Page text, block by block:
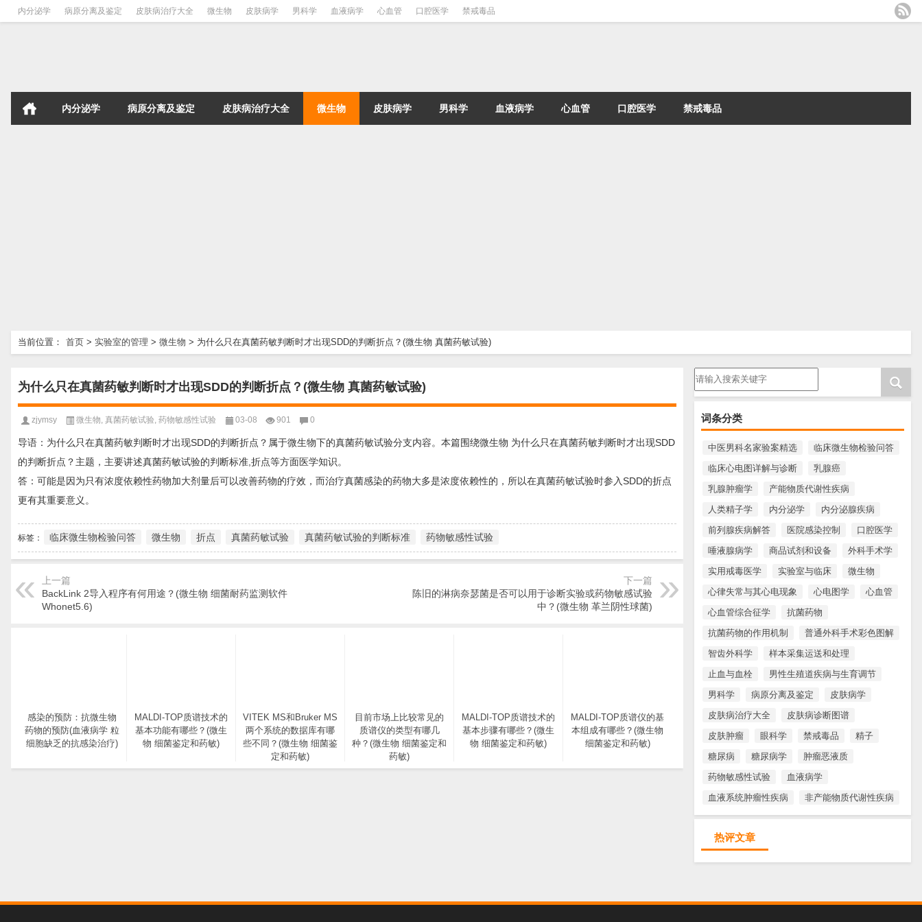
内分泌学 病原分离及鉴定 皮肤病治疗大全 微生物 皮肤病学 男科学 血液病学 心血管 口腔医学 禁戒毒品
内分泌学 病原分离及鉴定 皮肤病治疗大全 微生物 皮肤病学 男科学 血液病学 心血管 口腔医学 禁戒毒品
当前位置： 首页 > 实验室的管理 > 微生物 > 为什么只在真菌药敏判断时才出现SDD的判断折点？(微生物 真菌药敏试验)
请输入搜索内容
词条分类
中医男科名家验案精选
临床微生物检验问答
临床心电图详解与诊断
乳腺癌
乳腺肿瘤学
产能物质代谢性疾病
人类精子学
内分泌学
内分泌腺疾病
前列腺疾病解答
医院感染控制
口腔医学
唾液腺病学
商品试剂和设备
外科手术学
实用戒毒医学
实验室与临床
微生物
心律失常与其心电现象
心电图学
心血管
心血管综合征学
抗菌药物
抗菌药物的作用机制
普通外科手术彩色图解
智齿外科学
样本采集运送和处理
止血与血栓
男性生殖道疾病与生育调节
男科学
病原分离及鉴定
皮肤病学
皮肤病治疗大全
皮肤病诊断图谱
皮肤肿瘤
眼科学 禁戒毒品
精子
糖尿病
糖尿病学
肿瘤恶液质
药物敏感性试验
血液病学
血液系统肿瘤性疾病
非产能物质代谢性疾病
热评文章
为什么只在真菌药敏判断时才出现SDD的判断折点？(微生物 真菌药敏试验)
zjymsy 微生物, 真菌药敏试验, 药物敏感性试验 03-08 901 0
导语：为什么只在真菌药敏判断时才出现SDD的判断折点？属于微生物下的真菌药敏试验分支内容。本篇围绕微生物 为什么只在真菌药敏判断时才出现SDD
的判断折点？主题，主要讲述真菌药敏试验的判断标准,折点等方面医学知识。
答：可能是因为只有浓度依赖性药物加大剂量后可以改善药物的疗效，而治疗真菌感染的药物大多是浓度依赖性的，所以在真菌药敏试验时参入SDD的折点
更有其重要意义。
标签： 临床微生物检验问答 微生物 折点 真菌药敏试验 真菌药敏试验的判断标准 药物敏感性试验
上一篇
BackLink 2导入程序有何用途？(微生物 细菌耐药监测软件
Whonet5.6)
下一篇
陈旧的淋病奈瑟菌是否可以用于诊断实验或药物敏感试验
中？(微生物 革兰阴性球菌)
感染的预防：抗微生物
药物的预防(血液病学 粒
细胞缺乏的抗感染治疗)
MALDI-TOP质谱技术的
基本功能有哪些？(微生
物 细菌鉴定和药敏)
VITEK MS和Bruker MS
两个系统的数据库有哪
些不同？(微生物 细菌鉴
定和药敏)
目前市场上比较常见的
质谱仪的类型有哪几
种？(微生物 细菌鉴定和
药敏)
MALDI-TOP质谱技术的
基本步骤有哪些？(微生
物 细菌鉴定和药敏)
MALDI-TOP质谱仪的基
本组成有哪些？(微生物
细菌鉴定和药敏)